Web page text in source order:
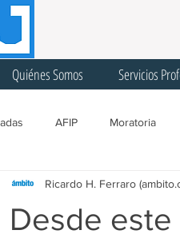
Quiénes Somos Servicios
AFIP Moratoria
Brutos Sellos Agentes
Desde este
Ricardo H. Ferraro